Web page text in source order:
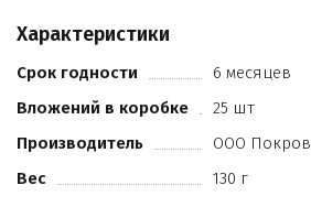
масло подсолнечное
соль пищевая
глазурь кондитерская Классика
заменитель какао-масла
эмульгатор соевый лецитин
Характеристики
Срок годности
6 месяцев
Вложений в коробке
25 шт
Производитель
ООО
Вес
130 г